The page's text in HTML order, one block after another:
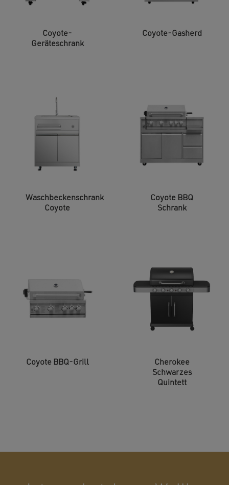
Coyote-
Geräteschrank
Coyote-Gasherd
Waschbeckenschrank
Coyote
Coyote BBQ
Schrank
Coyote BBQ-Grill
Cherokee
Schwarzes
Quintett